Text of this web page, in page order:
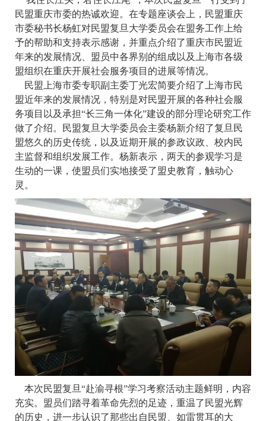
民盟重庆市委的热诚欢迎。在专题座谈会上，民盟重庆
市委秘书长杨虹对民盟复旦大学委员会在盟务工作上给
予的帮助和支持表示感谢，并重点介绍了重庆市民盟近
年来的发展情况、盟员中各界别的组成以及上海市各级
盟组织在重庆开展社会服务项目的进展等情况。
民盟上海市委专职副主委丁光宏简要介绍了上海市民
盟近年来的发展情况，特别是对民盟开展的各种社会服
务项目以及承担“长三角一体化”建设的部分理论研究工作
做了介绍。民盟复旦大学委员会主委杨新介绍了复旦民
盟悠久的历史传统，以及近期开展的参政议政、校内民
主监督和组织发展工作。杨新表示，两天的参观学习是
生动的一课，使盟员们实地接受了盟史教育，触动心
灵。
本次民盟复旦“赴渝寻根”学习考察活动主题鲜明，内容
充实。盟员们踏寻着革命先烈的足迹，重温了民盟光辉
的历史，进一步认识了那些出自民盟、如雷贯耳的大